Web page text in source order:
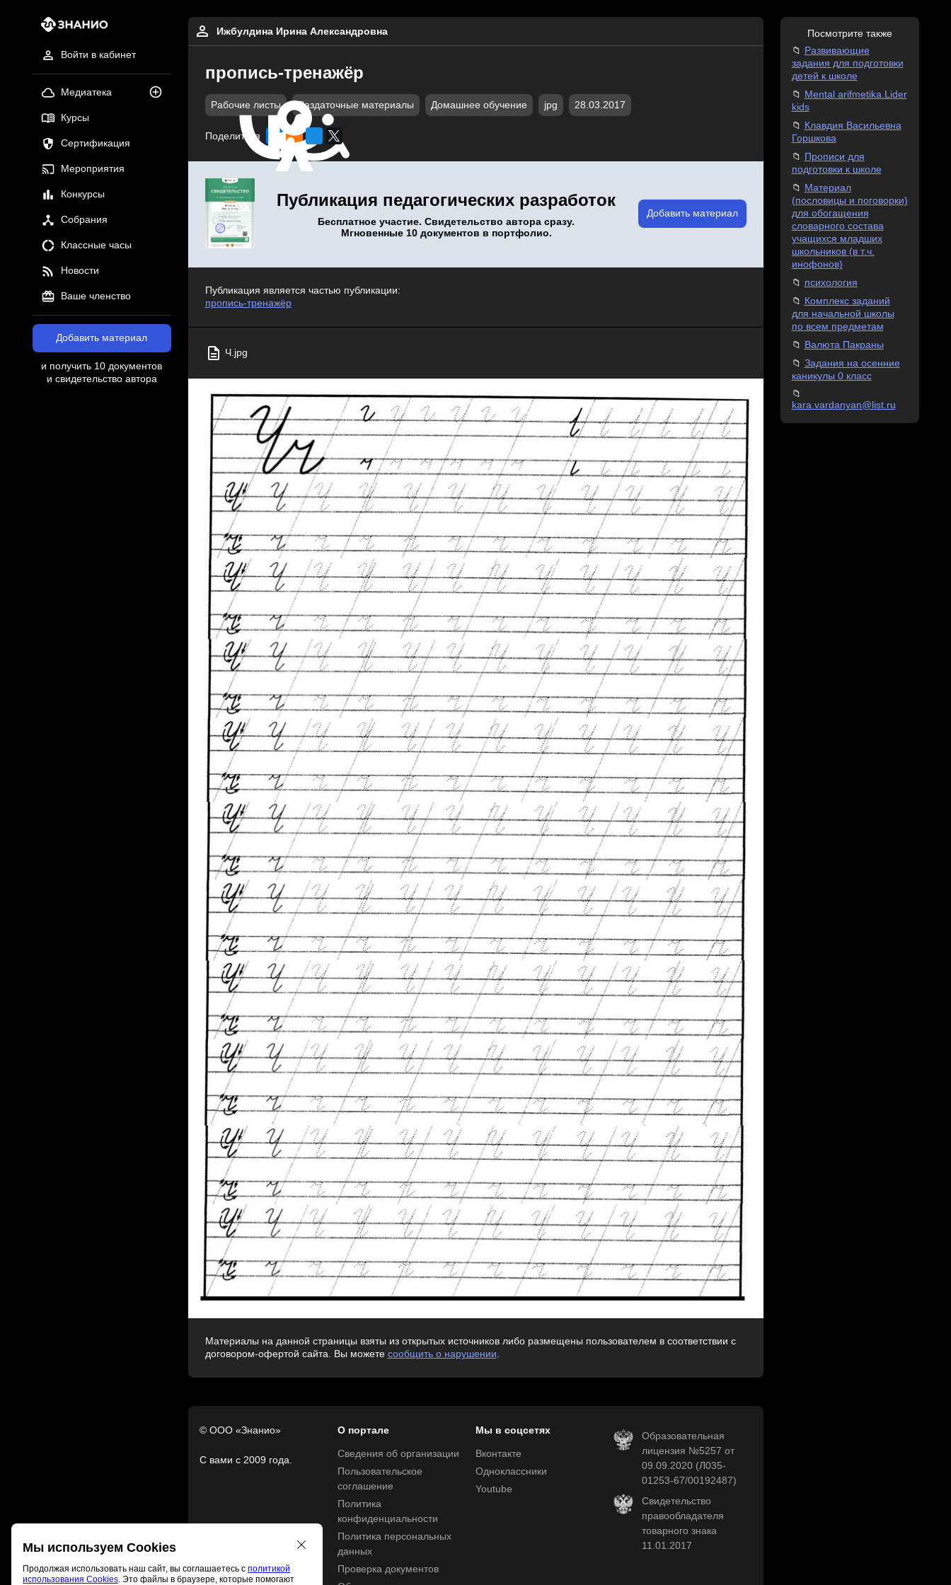
Войти в кабинет
Медиатека
Курсы
Сертификация
Мероприятия
Конкурсы
Собрания
Классные часы
Новости
Ваше членство
Добавить материал
и получить 10 документов
и свидетельство автора
Ижбулдина Ирина Александровна
пропись-тренажёр
Рабочие листы Раздаточные материалы Домашнее обучение jpg 28.03.2017
Поделиться
Публикация педагогических разработок
Бесплатное участие. Свидетельство автора сразу.
Мгновенные 10 документов в портфолио.
Добавить материал
Публикация является частью публикации:
пропись-тренажёр
Ч.jpg
Материалы на данной страницы взяты из открытых источников либо размещены пользователем в соответствии с
договором-офертой сайта. Вы можете сообщить о нарушении.
© ООО «Знанио»
С вами с 2009 года.
О портале
Сведения об организации
Пользовательское
соглашение
Политика
конфиденциальности
Политика персональных
данных
Проверка документов
Мы в соцсетях
Вконтакте
Одноклассники
Youtube
Образовательная
лицензия №5257 от
09.09.2020 (Л035-
01253-67/00192487)
Свидетельство
правообладателя
товарного знака
11.01.2017
Посмотрите также
Развивающие
задания для подготовки
детей к школе
Mental arifmetika.Lider
kids
Клавдия Васильевна
Горшкова
Прописи для
подготовки к школе
Материал
(пословицы и поговорки)
для обогащения
словарного состава
учащихся младших
школьников (в т.ч.
инофонов)
психология
Комплекс заданий
для начальной школы
по всем предметам
Валюта Пакраны
Задания на осенние
каникулы 0 класс
kara.vardanyan@list.ru
Мы используем Cookies
Продолжая использовать наш сайт, вы соглашаетесь с политикой
использования Cookies. Это файлы в браузере, которые помогают